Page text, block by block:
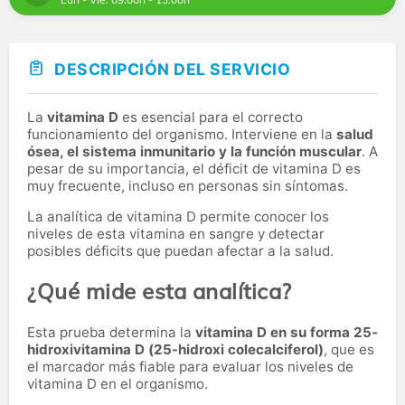
DESCRIPCIÓN DEL SERVICIO
La vitamina D es esencial para el correcto
funcionamiento del organismo. Interviene en la salud
ósea, el sistema inmunitario y la función muscular. A
pesar de su importancia, el déficit de vitamina D es
muy frecuente, incluso en personas sin síntomas.
La analítica de vitamina D permite conocer los
niveles de esta vitamina en sangre y detectar
posibles déficits que puedan afectar a la salud.
¿Qué mide esta analítica?
Esta prueba determina la vitamina D en su forma 25-
hidroxivitamina D (25-hidroxi colecalciferol), que es
el marcador más fiable para evaluar los niveles de
vitamina D en el organismo.